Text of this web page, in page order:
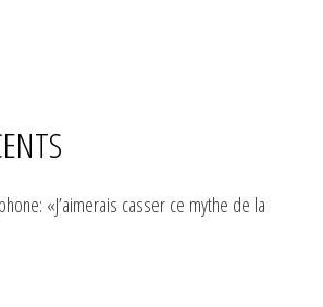
«J’aimerais casser ce mythe de la